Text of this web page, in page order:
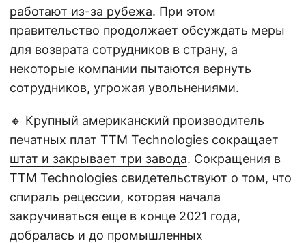
работают из-за рубежа. При этом
правительство продолжает обсуждать меры
для возврата сотрудников в страну, а
некоторые компании пытаются вернуть
сотрудников, угрожая увольнениями.
🔸 Крупный американский производитель
печатных плат TTM Technologies сокращает
штат и закрывает три завода. Сокращения в
TTM Technologies свидетельствуют о том, что
спираль рецессии, которая начала
закручиваться еще в конце 2021 года,
добралась и до промышленных